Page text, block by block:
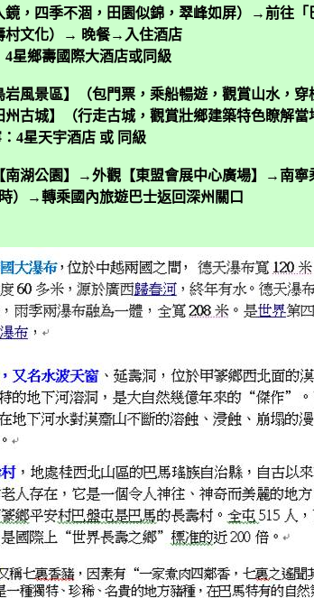
鏡，四季不涸，田園似錦，翠峰如屏）→前往
村文化）→ 晚餐→入住酒店
4星鄉壽國際大酒店或同級
風景區】（包門票，乘船暢遊，觀賞山水，穿
古城】（行走古城，觀賞壯鄉建築特色瞭解
4星天宇酒店 或 同級
湖公園】→外觀【東盟會展中心廣場】→南寧
）→轉乘國內旅遊巴士返回深州關口